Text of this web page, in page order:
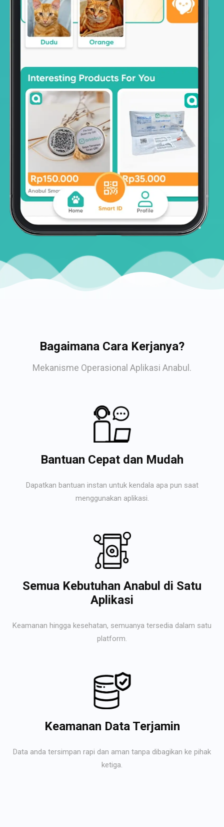
Bagaimana Cara Kerjanya?
Mekanisme Operasional Aplikasi Anabul.
Bantuan Cepat dan Mudah
Dapatkan bantuan instan untuk kendala apa pun saat
menggunakan aplikasi.
Semua Kebutuhan Anabul di Satu
Aplikasi
Keamanan hingga kesehatan, semuanya tersedia dalam satu
platform.
Keamanan Data Terjamin
Data anda tersimpan rapi dan aman tanpa dibagikan ke pihak
ketiga.